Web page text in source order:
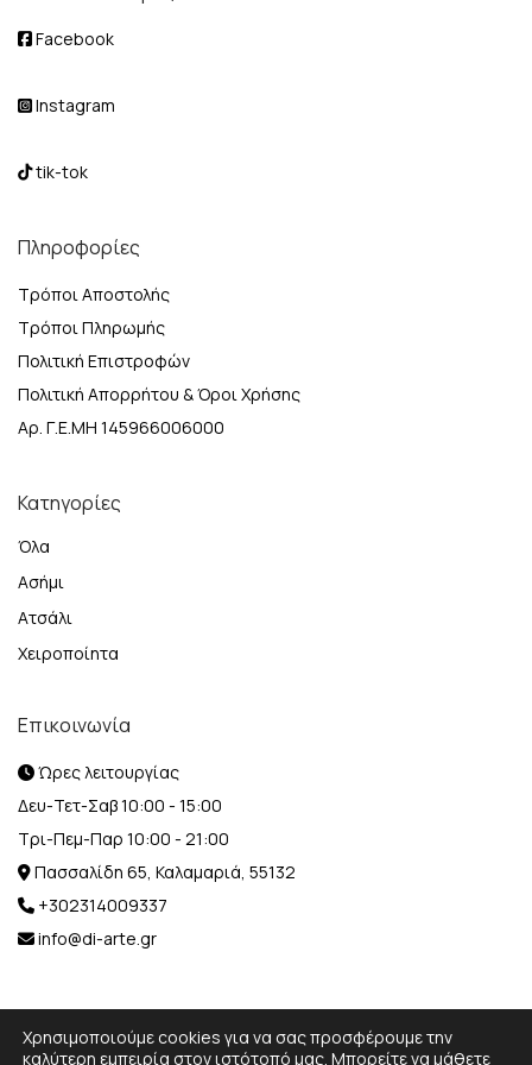
Facebook
Instagram
tik-tok
Πληροφορίες
Τρόποι Αποστολής
Τρόποι Πληρωμής
Πολιτική Επιστροφών
Πολιτική Απορρήτου & Όροι Χρήσης
Αρ. Γ.Ε.ΜΗ 145966006000
Κατηγορίες
Όλα
Ασήμι
Ατσάλι
Χειροποίητα
Επικοινωνία
Ώρες λειτουργίας
Δευ-Τετ-Σαβ 10:00 - 15:00
Τρι-Πεμ-Παρ 10:00 - 21:00
Πασσαλίδη 65, Καλαμαριά, 55132
+302314009337
info@di-arte.gr
Χρησιμοποιούμε cookies για να σας προσφέρουμε την
καλύτερη εμπειρία στον ιστότοπό μας. Μπορείτε να μάθετε